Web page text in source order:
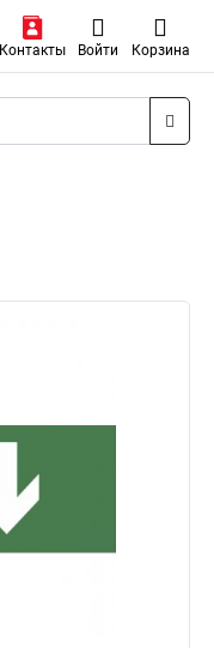
Контакты Войти Корзина